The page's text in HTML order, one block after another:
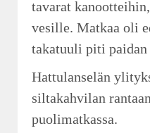
tavarat
vesille. Matkaa oli
takatuuli piti paidan
Hattulanselän
siltakahvilan
puolimatkassa.